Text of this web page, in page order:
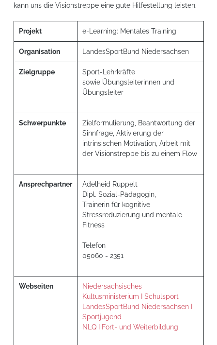
kann uns die Visionstreppe eine gute Hilfestellung leisten.
Projekt e-Learning: Mentales Training
Organisation LandesSportBund Niedersachsen
Zielgruppe
Sport-Lehrkräfte
sowie Übungsleiterinnen und
Übungsleiter
Schwerpunkte
Zielformulierung, Beantwortung der
Sinnfrage, Aktivierung der
intrinsischen Motivation, Arbeit mit
der Visionstreppe bis zu einem Flow
Ansprechpartner
Adelheid Ruppelt
Dipl. Sozial-Pädagogin,
Trainerin für kognitive
Stressreduzierung und mentale
Fitness
Telefon
05060 - 2351
Webseiten
Niedersächsisches
Kultusministerium I Schulsport
LandesSportBund Niedersachsen I
Sportjugend
NLQ I Fort- und Weiterbildung